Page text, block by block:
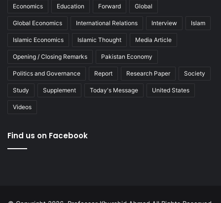
Economics Education Forward Global
Global Economics International Relations Interview Islam
Islamic Economics Islamic Thought Media Article
Opening / Closing Remarks Pakistan Economy
Politics and Governance Report Research Paper Society
Study Supplement Today's Message United States
Videos
Find us on Facebook